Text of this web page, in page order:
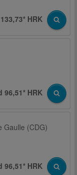
HRK
96,51* HRK
Gaulle (CDG)
96,51* HRK